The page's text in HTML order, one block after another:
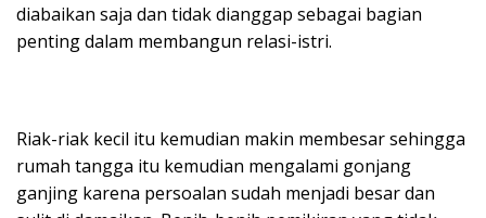
diabaikan saja dan tidak dianggap sebagai bagian
penting dalam membangun relasi-istri.
Riak-riak kecil itu kemudian makin membesar sehingga
rumah tangga itu kemudian mengalami gonjang
ganjing karena persoalan sudah menjadi besar dan